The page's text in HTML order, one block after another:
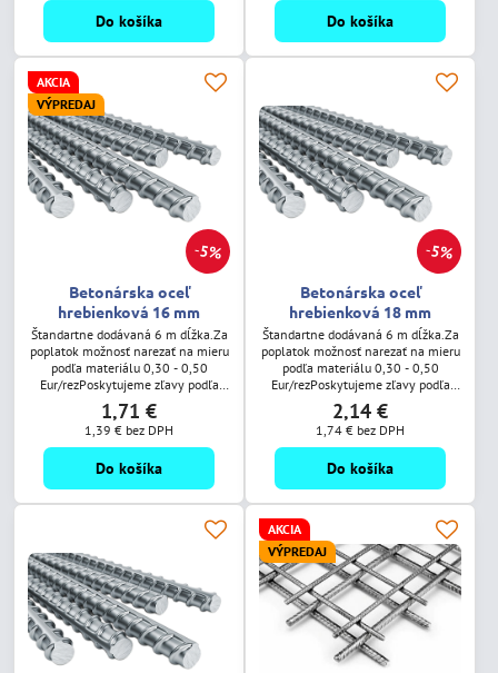
Do košíka Do košíka
5%
AKCIA
VÝPREDAJ
Betonárska oceľ
hrebienková 16 mm
Štandartne dodávaná 6 m dĺžka.Za
poplatok možnosť narezať na mieru
podľa materiálu 0,30 - 0,50
Eur/rezPoskytujeme zľavy podľa
odobratého množstva.
1,71 €
1,39 € bez DPH
Do košíka
5%
Betonárska oceľ
hrebienková 18 mm
Štandartne dodávaná 6 m dĺžka.Za
poplatok možnosť narezať na mieru
podľa materiálu 0,30 - 0,50
Eur/rezPoskytujeme zľavy podľa
odobratého množstva.
2,14 €
1,74 € bez DPH
Do košíka
AKCIA
VÝPREDAJ